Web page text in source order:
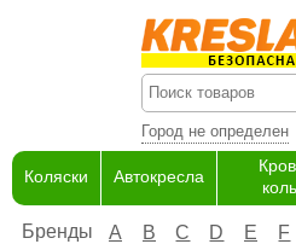
Город не определен
Коляски Автокресла
Бренды A B C D E F